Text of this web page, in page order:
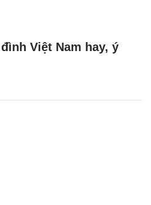
Việt Nam hay, ý